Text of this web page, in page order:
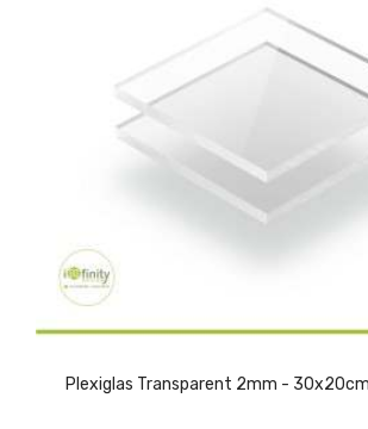
Plexiglas Transparent 2mm -